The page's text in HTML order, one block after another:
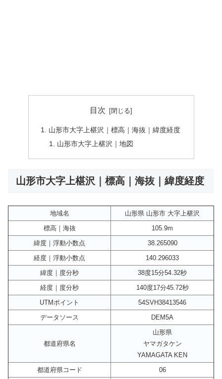
目次
山形市大字上椹沢｜標高｜海抜｜緯度経度
山形市大字上椹沢｜地図
山形市大字上椹沢｜標高｜海抜｜緯度経度
地域名
山形県 山形市 大字上椹沢
標高｜海抜
105.9m
緯度｜浮動小数点
38.265090
経度｜浮動小数点
140.296033
緯度｜度分秒
38度15分54.32秒
経度｜度分秒
140度17分45.72秒
UTMポイント
54SVH38413546
データソース
DEM5A
都道府県名
山形県
ヤマガタケン
YAMAGATA KEN
都道府県コード
06